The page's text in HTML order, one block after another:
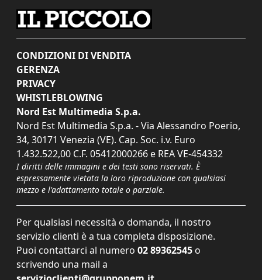
CONDIZIONI DI VENDITA
GERENZA
PRIVACY
WHISTLEBLOWING
Nord Est Multimedia S.p.a.
Nord Est Multimedia S.p.a. - Via Alessandro Poerio,
34, 30171 Venezia (VE). Cap. Soc. i.v. Euro
1.432.522,00 C.F. 05412000266 e REA VE-454332
I diritti delle immagini e dei testi sono riservati. È
espressamente vietata la loro riproduzione con qualsiasi
mezzo e l'adattamento totale o parziale.
Per qualsiasi necessità o domanda, il nostro
servizio clienti è a tua completa disposizione.
Puoi contattarci al numero 02 89362545 o
scrivendo una mail a